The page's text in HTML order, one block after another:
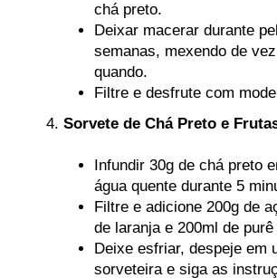
chá preto.
Deixar macerar durante
semanas, mexendo de
quando.
Filtre e desfrute com
Sorvete de Chá Preto e
Infundir 30g de chá preto
água quente durante 5
Filtre e adicione 200g de
de laranja e 200ml de purê
Deixe esfriar, despeje em
sorveteira e siga as